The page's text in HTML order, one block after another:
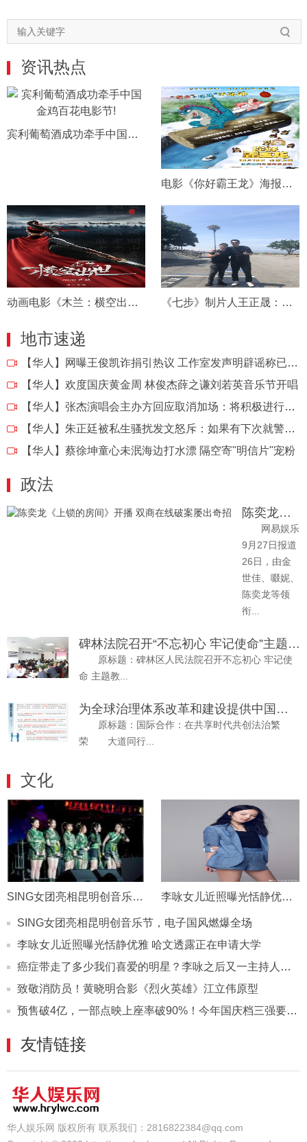
资讯热点
宾利葡萄酒成功牵手中国金鸡百花电影节!
电影《你好霸王龙》海报预告双发 最萌恐龙国庆解锁
动画电影《木兰：横空出世》首次亮相 巾帼史诗国漫全新解读 《七步》制片人王正晟：用电影展现文化
地市速递
【华人】
网曝王俊凯诈捐引热议 工作室发声明辟谣称已立案
【华人】 欢度国庆黄金周 林俊杰薛之谦刘若英音乐节开唱
【华人】 张杰演唱会主办方回应取消加场：将积极进行退款
【华人】 朱正廷被私生骚扰发文怒斥：如果有下次就警局见
【华人】 蔡徐坤童心未泯海边打水漂 隔空寄"明信片"宠粉
政法
陈奕龙《上锁的房间》开播 双商在线破案屡出奇招
网易娱乐
9月27日报道
26日，由金
世佳、啜妮、
陈奕龙等领
衔...
碑林法院召开“不忘初心 牢记使命”主题教育
原标题：碑林区人民法院召开不忘初心 牢记使
命 主题教...
为全球治理体系改革和建设提供中国司法方案
原标题：国际合作：在共享时代共创法治繁
荣 大道同行...
文化
SING女团亮相昆明创音乐节，电子国风燃爆全场 李咏女儿近照曝光恬静优雅 哈文透露正在申请大学
SING女团亮相昆明创音乐节，电子国风燃爆全场
李咏女儿近照曝光恬静优雅 哈文透露正在申请大学
癌症带走了多少我们喜爱的明星？李咏之后又一主持人在抗癌的路上
致敬消防员！黄晓明合影《烈火英雄》江立伟原型
预售破4亿，一部点映上座率破90%！今年国庆档三强要出50亿爆款？
友情链接
华人娱乐网 版权所有 联系我们：2816822384@qq.com